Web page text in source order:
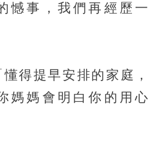
憾事，我們再經歷一
得提早安排的家庭，
媽媽會明白你的用心